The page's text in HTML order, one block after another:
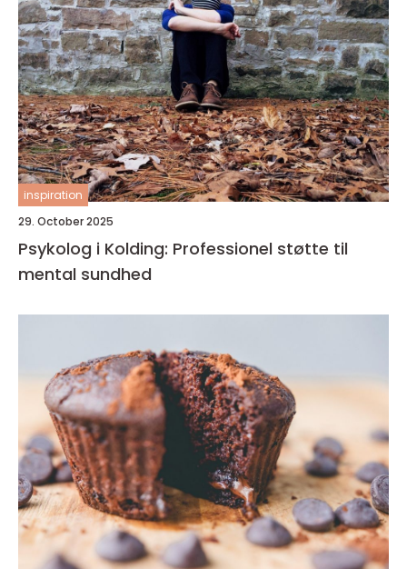
inspiration
29. October 2025
Psykolog i Kolding: Professionel støtte til
mental sundhed